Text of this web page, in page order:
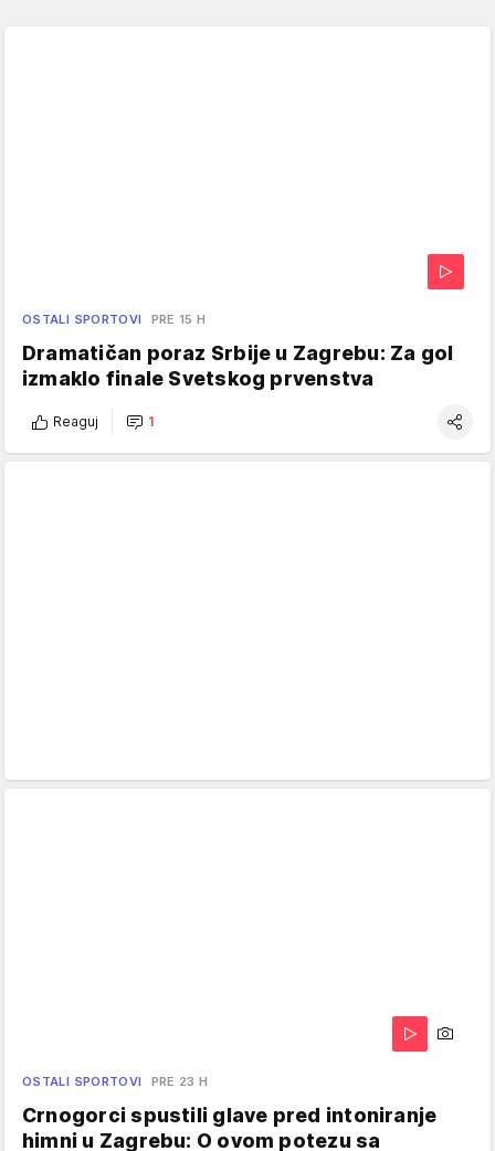
OSTALI SPORTOVI PRE 15 H
Dramatičan poraz Srbije u Zagrebu: Za gol
izmaklo finale Svetskog prvenstva
Reaguj 1
OSTALI SPORTOVI PRE 23 H
Crnogorci spustili glave pred intoniranje
himni u Zagrebu: O ovom potezu sa